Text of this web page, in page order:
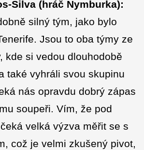
Silva (hráč Nymburka):
silný tým, jako bylo
Jsou to oba týmy ze
kde si vedou dlouhodobě
také vyhráli svou skupinu
nás opravdu dobrý zápas
soupeři. Vím, že pod
velká výzva měřit se s
což je velmi zkušený pivot,